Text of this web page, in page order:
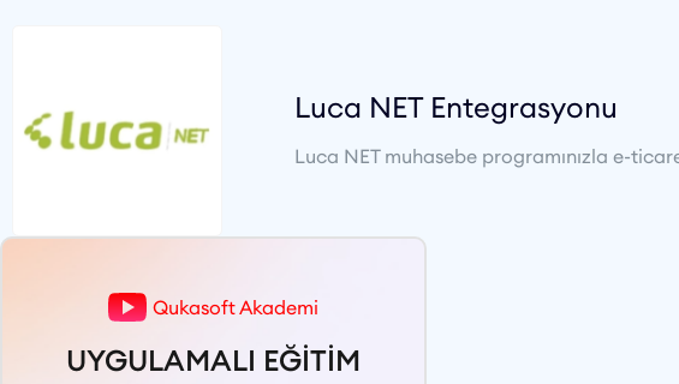
Luca NET Entegrasyonu
Luca NET muhasebe programınızla e-
Qukasoft Akademi
UYGULAMALI EĞİTİM